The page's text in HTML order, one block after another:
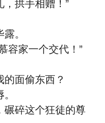
拱手相赠！”
。
容家一个交代！”
面偷东西？
碾碎这个狂徒的尊